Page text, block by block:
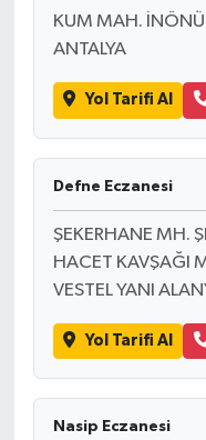
KUM MAH.
ANTALYA
Yol Tarifi Al
Defne Eczanesi
ŞEKERHANE MH.
HACET KAVŞAĞI
VESTEL YANI
Yol Tarifi Al
Nasip Eczanesi